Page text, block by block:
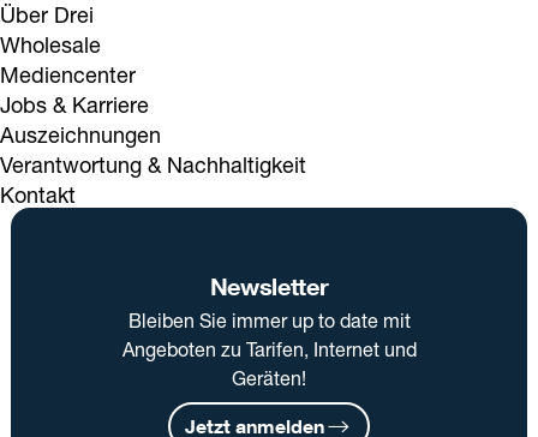
Über Drei
Wholesale
Mediencenter
Jobs & Karriere
Auszeichnungen
Verantwortung & Nachhaltigkeit
Kontakt
Newsletter
Bleiben Sie immer up to date mit
Angeboten zu Tarifen, Internet und
Geräten!
Jetzt anmelden